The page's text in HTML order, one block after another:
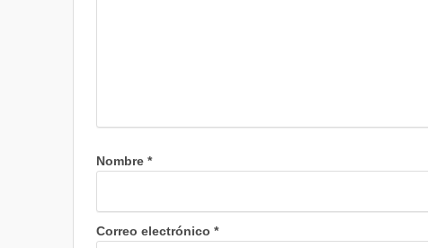
Nombre *
Correo electrónico *